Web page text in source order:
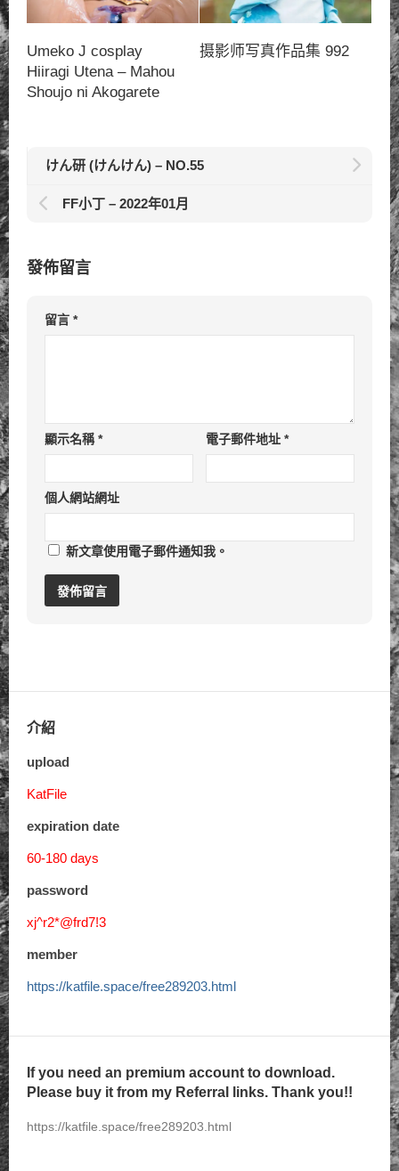
Umeko J cosplay
Hiiragi Utena – Mahou
Shoujo ni Akogarete
摄影师写真作品集 992
けん研 (けんけん) – NO.55
FF小丁 – 2022年01月
發佈留言
留言 *
顯示名稱* 電子郵件地址 *
個人網站網址
新文章使用電子郵件通知我。
介紹
upload
KatFile
expiration date
60-180 days
password
xj^r2*@frd7!3
member
https://katfile.space/free289203.html
If you need an premium account to download.
Please buy it from my Referral links. Thank you!!
https://katfile.space/free289203.html